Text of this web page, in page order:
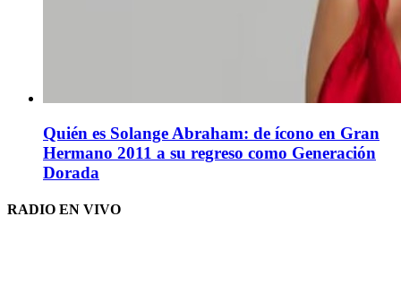
Quién es Solange Abraham: de ícono en Gran
Hermano 2011 a su regreso como Generación
Dorada
RADIO EN VIVO